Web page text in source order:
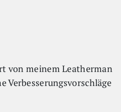
von meinem Leatherman
Verbesserungsvorschläge